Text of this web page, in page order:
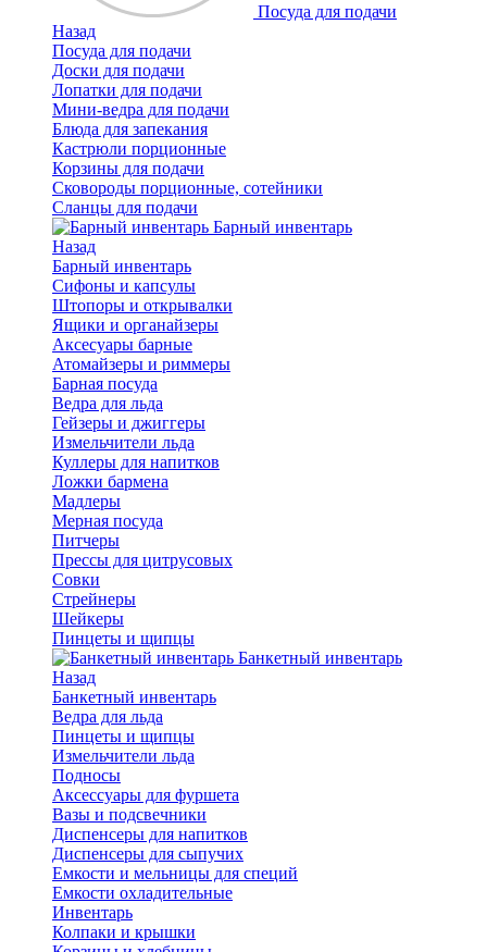
Посуда для подачи
Назад
Посуда для подачи
Доски для подачи
Лопатки для подачи
Мини-ведра для подачи
Блюда для запекания
Кастрюли порционные
Корзины для подачи
Сковороды порционные, сотейники
Сланцы для подачи
Барный инвентарь
Назад
Барный инвентарь
Сифоны и капсулы
Штопоры и открывалки
Ящики и органайзеры
Аксесуары барные
Атомайзеры и риммеры
Барная посуда
Ведра для льда
Гейзеры и джиггеры
Измельчители льда
Куллеры для напитков
Ложки бармена
Мадлеры
Мерная посуда
Питчеры
Прессы для цитрусовых
Совки
Стрейнеры
Шейкеры
Пинцеты и щипцы
Банкетный инвентарь
Назад
Банкетный инвентарь
Ведра для льда
Пинцеты и щипцы
Измельчители льда
Подносы
Аксессуары для фуршета
Вазы и подсвечники
Диспенсеры для напитков
Диспенсеры для сыпучих
Емкости и мельницы для специй
Емкости охладительные
Инвентарь
Колпаки и крышки